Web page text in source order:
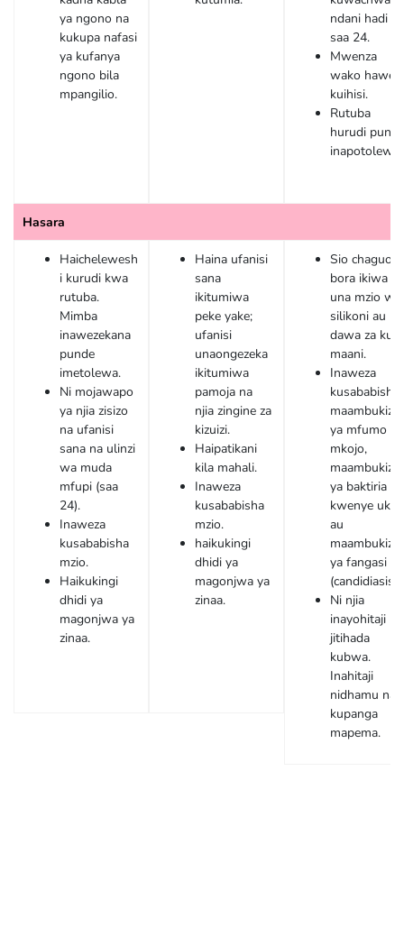
ya ngono na
kukupa nafasi
ya kufanya
ngono bila
mpangilio.
Hasara
Haichelewesh
i kurudi kwa
rutuba.
Mimba
inawezekana
punde
imetolewa.
Ni mojawapo
ya njia zisizo
na ufanisi
sana na ulinzi
wa muda
mfupi (saa
24).
Inaweza
kusababisha
mzio.
Haikukingi
dhidi ya
magonjwa ya
zinaa.
Haina ufanisi
sana
ikitumiwa
peke yake;
ufanisi
unaongezeka
ikitumiwa
pamoja na
njia zingine za
kizuizi.
Haipatikani
kila mahali.
Inaweza
kusababisha
mzio.
haikukingi
dhidi ya
magonjwa ya
zinaa.
ndani hadi
saa 24.
Mwenza
wako hawezi
kuihisi.
Rutuba
hurudi punde
inapotolewa.
Sio chaguo
bora ikiwa
una mzio wa
silikoni au
dawa za
maani.
Inaweza
kusababisha
maambukizi
ya mfumo
mkojo,
maambukizi
ya baktiria
kwenye uke,
au
maambukizi
ya fangasi
(candidiasis).
Ni njia
inayohitaji
jitihada
kubwa.
Inahitaji
nidhamu na
kupanga
mapema.